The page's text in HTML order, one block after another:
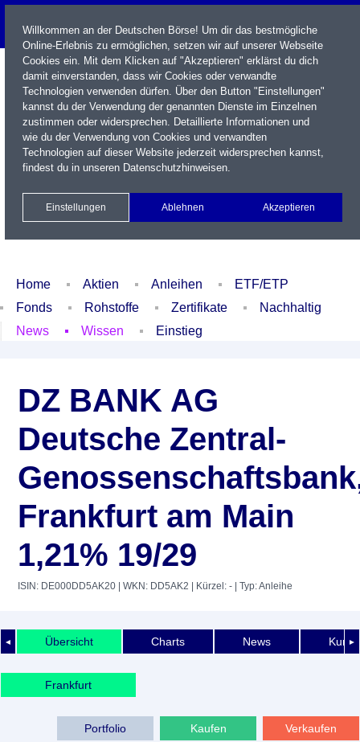
Name / WKN / ISIN / Kürzel
Newsletter Kontakt
Xetra Realtime
Watchlist Portfolio Login
Home Aktien Anleihen
ETF/ETP
Fonds
Rohstoffe Zertifikate
Nachhaltig
News
Wissen Einstieg
DZ BANK AG
Deutsche Zentral-
Frankfurt am Main
1,21% 19/29
ISIN: DE000DD5AK20 | WKN: DD5AK2 | Kürzel: - | Typ: Anleihe
◄ ►
Übersicht Charts News
Frankfurt
Verkaufen
Kaufen
Portfolio
Willkommen an der Deutschen Börse! Um dir das bestmögliche
Online-Erlebnis zu ermöglichen, setzen wir auf unserer Webseite
Cookies ein. Mit dem Klicken auf "Akzeptieren" erklärst du dich
damit einverstanden, dass wir Cookies oder verwandte
Technologien verwenden dürfen. Über den Button "Einstellungen"
kannst du der Verwendung der genannten Dienste im Einzelnen
zustimmen oder widersprechen. Detaillierte Informationen und
wie du der Verwendung von Cookies und verwandten
Technologien auf dieser Website jederzeit widersprechen kannst,
findest du in unseren Datenschutzhinweisen.
Einstellungen Ablehnen Akzeptieren